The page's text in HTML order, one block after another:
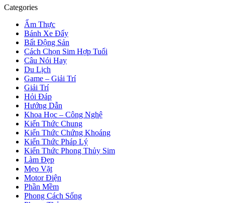
Categories
Ẩm Thực
Bánh Xe Đẩy
Bất Động Sản
Cách Chọn Sim Hợp Tuổi
Câu Nói Hay
Du Lịch
Game – Giải Trí
Giải Trí
Hỏi Đáp
Hướng Dẫn
Khoa Học – Công Nghệ
Kiến Thức Chung
Kiến Thức Chứng Khoáng
Kiến Thức Pháp Lý
Kiến Thức Phong Thủy Sim
Làm Đẹp
Mẹo Vặt
Motor Điện
Phần Mềm
Phong Cách Sống